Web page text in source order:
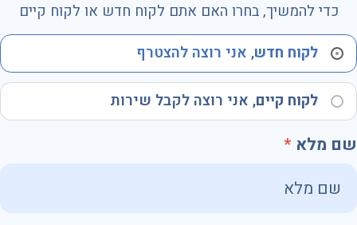
כדי להמשיך, בחרו האם אתם לקוח חדש או לקוח קיים
לקוח חדש, אני רוצה להצטרף
לקוח קיים, אני רוצה לקבל שירות
שם מלא